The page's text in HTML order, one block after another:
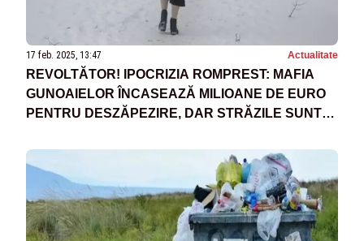
17 feb. 2025, 13:47 Actualitate
REVOLTĂTOR! IPOCRIZIA ROMPREST: MAFIA
GUNOAIELOR ÎNCASEAZĂ MILIOANE DE EURO
PENTRU DESZĂPEZIRE, DAR STRĂZILE SUNT